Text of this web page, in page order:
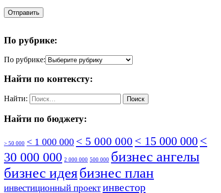
Отправить
По рубрике:
По рубрике:
Найти по контексту:
Найти:
Найти по бюджету:
> 50 000 < 1 000 000 < 5 000 000 < 15 000 000 <
30 000 000 2 000 000 500 000 бизнес ангелы
бизнес идеябизнес план
инвестиционный проект инвестор